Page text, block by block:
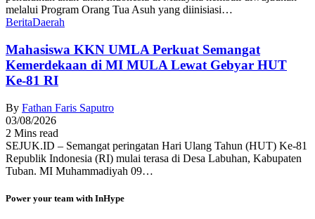
melalui Program Orang Tua Asuh yang diinisiasi…
BeritaDaerah
Mahasiswa KKN UMLA Perkuat Semangat
Kemerdekaan di MI MULA Lewat Gebyar HUT
Ke-81 RI
By Fathan Faris Saputro
03/08/2026
2 Mins read
SEJUK.ID – Semangat peringatan Hari Ulang Tahun (HUT) Ke-81
Republik Indonesia (RI) mulai terasa di Desa Labuhan, Kabupaten
Tuban. MI Muhammadiyah 09…
Power your team with InHype